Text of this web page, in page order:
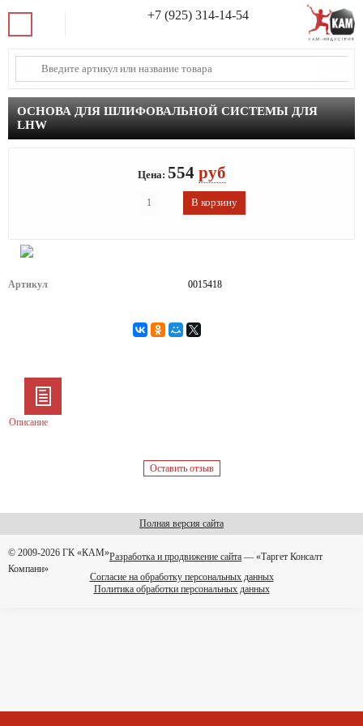
+7 (925) 314-14-54
ОСНОВА ДЛЯ ШЛИФОВАЛЬНОЙ СИСТЕМЫ ДЛЯ
LHW
Артикул 0015418
Цена: 554 руб
Описание
Оставить отзыв
Полная версия сайта
© 2009-2026 ГК «КАМ»Разработка и продвижение сайта — «Таргет Консалт
Компани»
Согласие на обработку персональных данных
Политика обработки персональных данных